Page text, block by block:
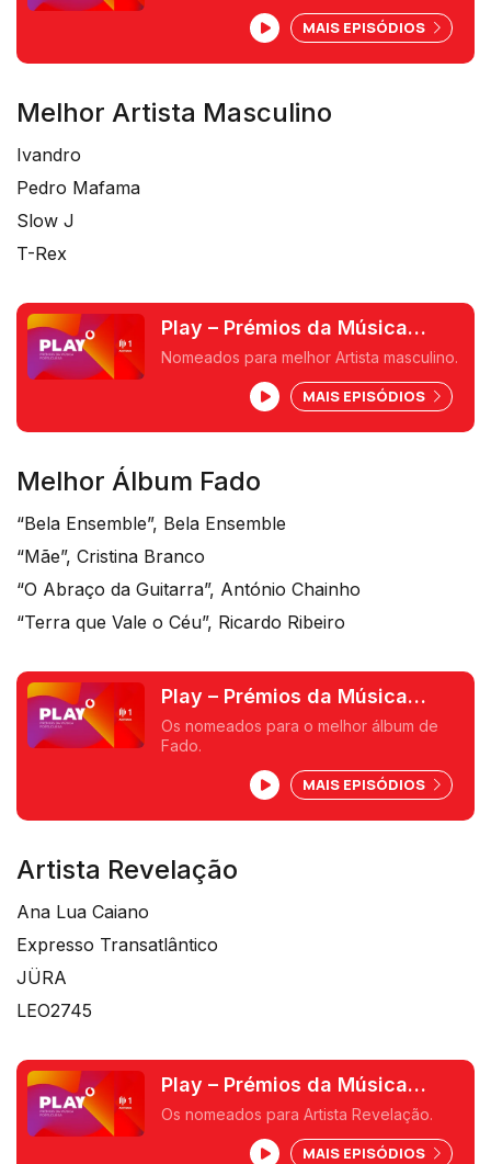
MAIS EPISÓDIOS
Melhor Artista Masculino
Ivandro
Pedro Mafama
Slow J
T-Rex
Play – Prémios da Música
Portuguesa
Nomeados para melhor Artista masculino.
MAIS EPISÓDIOS
Melhor Álbum Fado
“Bela Ensemble”, Bela Ensemble
“Mãe”, Cristina Branco
“O Abraço da Guitarra”, António Chainho
“Terra que Vale o Céu”, Ricardo Ribeiro
Play – Prémios da Música
Portuguesa
Os nomeados para o melhor álbum de
Fado.
MAIS EPISÓDIOS
Artista Revelação
Ana Lua Caiano
Expresso Transatlântico
JÜRA
LEO2745
Play – Prémios da Música
Portuguesa
Os nomeados para Artista Revelação.
MAIS EPISÓDIOS